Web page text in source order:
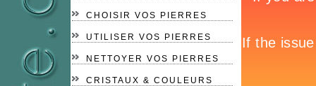
CHOISIR VOS PIERRES
UTILISER VOS PIERRES
NETTOYER VOS PIERRES
CRISTAUX & COULEURS